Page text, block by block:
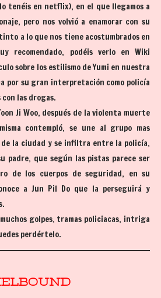
tenéis en netflix), en el que llegamos a
pero nos volvió a enamorar con su
a lo que nos tiene acostumbrados en
recomendado, podéis verlo en Wiki
sobre los estilismo de Yumi en nuestra
por su gran interpretación como policía
las drogas.
Ji Woo, después de la violenta muerte
contempló, se une al grupo mas
la ciudad y se infiltra entre la policía,
padre, que según las pistas parece ser
de los cuerpos de seguridad, en su
a Jun Pil Do que la perseguirá y
golpes, tramas policiacas, intriga
perdértelo.